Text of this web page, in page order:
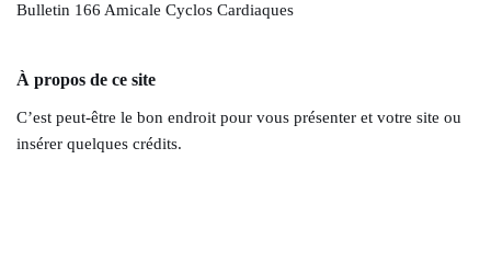
Bulletin 166 Amicale Cyclos Cardiaques
À propos de ce site
C’est peut-être le bon endroit pour vous présenter et votre site ou
insérer quelques crédits.